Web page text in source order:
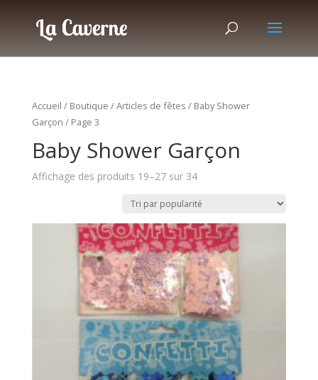
Accueil / Boutique /Articles de fêtes / Baby Shower
Garçon / Page 3
Baby Shower Garçon
Affichage des produits 19–27 sur 34